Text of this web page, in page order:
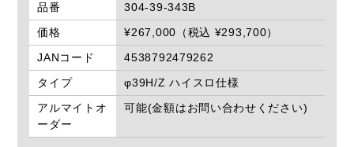
品番
304-39-343B
価格
¥267,000（税込 ¥293,700）
JANコード
4538792479262
タイプ
φ39H/Z ハイスロ仕様
アルマイトオ
ーダー
可能(金額はお問い合わせください)